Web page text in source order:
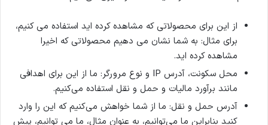
از این برای محصولاتی که مشاهده کرده اید استفاده می کنیم،
برای مثال: به شما نشان می دهیم محصولاتی که اخیرا
مشاهده کرده اید.
محل سکونت، آدرس IP و نوع مرورگر: ما از این برای اهدافی
مانند برآورد مالیات و حمل و نقل استفاده می‌کنیم.
آدرس حمل و نقل: ما از شما خواهش می‌کنیم که این را وارد
کنید بنابراین ما می‌توانیم، به عنوان مثال، ما می توانیم، پیش